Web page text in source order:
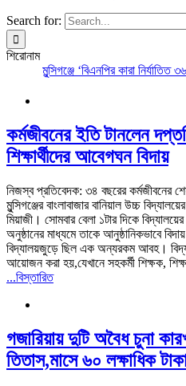
Search for:
শিরোনাম
মুন্সিগঞ্জে ‘বিএনপির কারা নির্যাতিত
কর্মজীবনের ইতি টানলেন
শিক্ষার্থীদের আবেগঘন বিদায়
নিজস্ব প্রতিবেদক: ৩৪ বছরের কর্মজীবনের
মুন্সিগঞ্জের বাংলাবাজার বানিয়াল উচ্চ
মিয়াজী। সোমবার বেলা ১টার দিকে
অনুষ্ঠানের মাধ্যমে তাকে আনুষ্ঠানিকভাবে
বিদ্যালয়জুড়ে ছিল এক অন্যরকম আবহ।
আয়োজন করা হয়,যেখানে সহকর্মী শিক্ষক,
...বিস্তারিত
গজারিয়ায় দুটি অবৈধ চুনা
তিতাস,মাসে ৬০ লক্ষাধিক